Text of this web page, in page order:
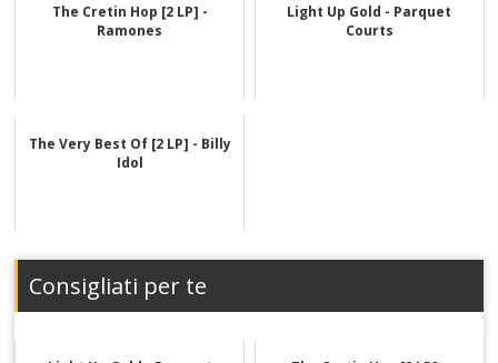
The Cretin Hop [2 LP] -
Ramones
Light Up Gold - Parquet
Courts
The Very Best Of [2 LP] - Billy
Idol
Consigliati per te